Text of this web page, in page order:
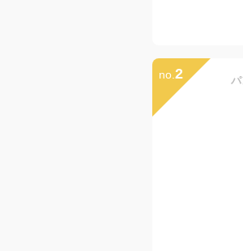
no. 2